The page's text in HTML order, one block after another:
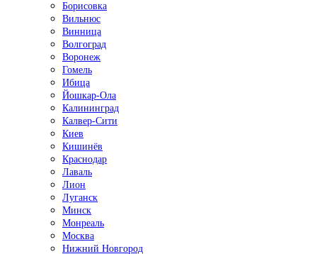
Борисовка
Вильнюс
Винница
Волгоград
Воронеж
Гомель
Ибица
Йошкар-Ола
Калининград
Калвер-Сити
Киев
Кишинёв
Краснодар
Лаваль
Лион
Луганск
Минск
Монреаль
Москва
Нижний Новгород